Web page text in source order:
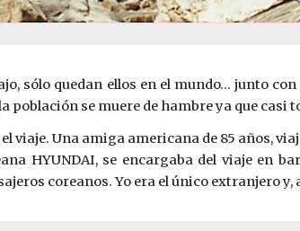
sólo quedan ellos en el mundo… junto
población se muere de hambre ya que casi
viaje. Una amiga americana de 85 años,
HYUNDAI, se encargaba del viaje en
coreanos. Yo era el único extranjero